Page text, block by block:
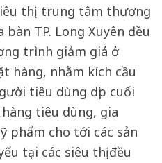
thị, trung tâm thương
TP. Long Xuyên đều
trình giảm giá ở
hàng, nhằm kích cầu
tiêu dùng dịp cuối
tiêu dùng, gia
phẩm cho tới các sản
tại các siêu thị đều